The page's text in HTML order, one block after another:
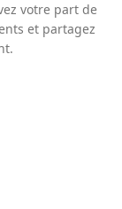
votre part de
et partagez